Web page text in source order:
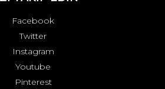
Facebook
Twitter
Instagram
Youtube
Pinterest